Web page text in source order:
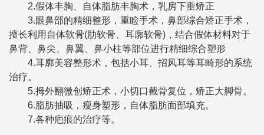
2.假体丰胸、自体脂肪丰胸术，乳房下垂矫正
3.眼鼻部的精细整形，重睑手术，鼻部综合矫正手术，
擅长利用自体软骨(肋软骨、耳廓软骨)，结合假体材料对于
鼻背、鼻尖、鼻翼、鼻小柱等部位进行精细综合塑形
4.耳廓美容整形术，包括小耳、招风耳等耳畸形的系统
治疗。
5.拇外翻微创矫正术，小切口截骨复位，矫正大脚骨。
6.脂肪抽吸，瘦身塑形，自体脂肪面部填充。
7.各种疤痕的治疗等。